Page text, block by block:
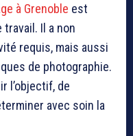
à Grenoble est
Il a non
requis, mais aussi
de photographie.
l’objectif, de
avec soin la